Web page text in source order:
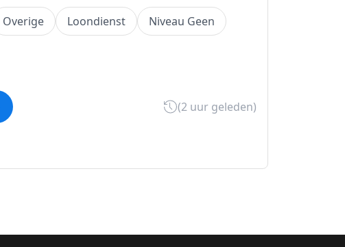
Overige Loondienst Niveau Geen
(2 uur geleden)